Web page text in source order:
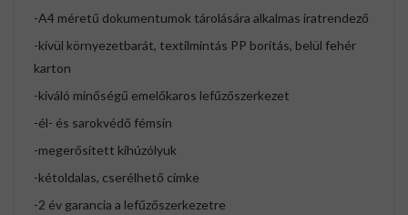
-A4 méretű dokumentumok tárolására alkalmas iratrendező
-kívül környezetbarát, textilmintás PP borítás, belül fehér
karton
-kiváló minőségű emelőkaros lefűzőszerkezet
-él- és sarokvédő fémsín
-megerősített kihúzólyuk
-kétoldalas, cserélhető címke
-2 év garancia a lefűzőszerkezetre